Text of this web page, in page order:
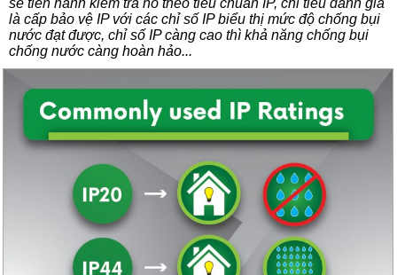
sẽ tiến hành kiểm tra nó theo tiêu chuẩn IP, chỉ tiêu đánh giá
là cấp bảo vệ IP với các chỉ số IP biểu thị mức độ chống bụi
nước đạt được, chỉ số IP càng cao thì khả năng chống bụi
chống nước càng hoàn hảo...